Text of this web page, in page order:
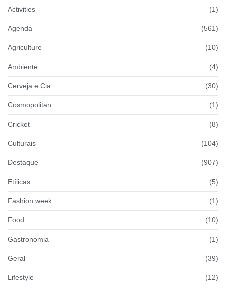
Activities (1)
Agenda (561)
Agriculture (10)
Ambiente (4)
Cerveja e Cia (30)
Cosmopolitan (1)
Cricket (8)
Culturais (104)
Destaque (907)
Etílicas (5)
Fashion week (1)
Food (10)
Gastronomia (1)
Geral (39)
Lifestyle (12)